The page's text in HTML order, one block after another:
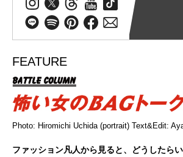
FEATURE
Photo: Hiromichi Uchida (portrait) Text&Edit:
ファッション凡人から見ると、どうしたら